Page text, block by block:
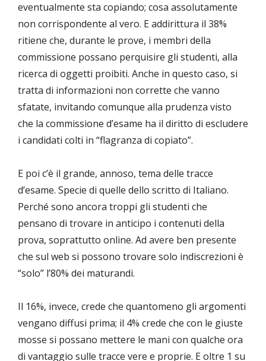
eventualmente sta copiando; cosa assolutamente
non corrispondente al vero. E addirittura il 38%
ritiene che, durante le prove, i membri della
commissione possano perquisire gli studenti, alla
ricerca di oggetti proibiti. Anche in questo caso, si
tratta di informazioni non corrette che vanno
sfatate, invitando comunque alla prudenza visto
che la commissione d’esame ha il diritto di escludere
i candidati colti in “flagranza di copiato”.
E poi c’è il grande, annoso, tema delle tracce
d’esame. Specie di quelle dello scritto di Italiano.
Perché sono ancora troppi gli studenti che
pensano di trovare in anticipo i contenuti della
prova, soprattutto online. Ad avere ben presente
che sul web si possono trovare solo indiscrezioni è
“solo” l’80% dei maturandi.
Il 16%, invece, crede che quantomeno gli argomenti
vengano diffusi prima; il 4% crede che con le giuste
mosse si possano mettere le mani con qualche ora
di vantaggio sulle tracce vere e proprie. E oltre 1 su